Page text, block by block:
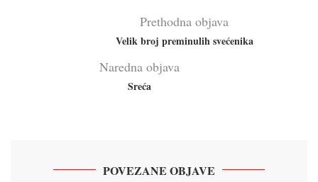
Prethodna objava
Velik broj preminulih svećenika
Naredna objava
Sreća
POVEZANE OBJAVE